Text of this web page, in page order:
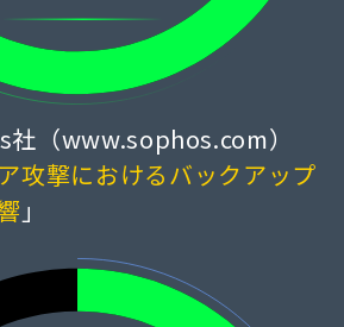
（www.sophos.com）
攻撃におけるバックアップ
」